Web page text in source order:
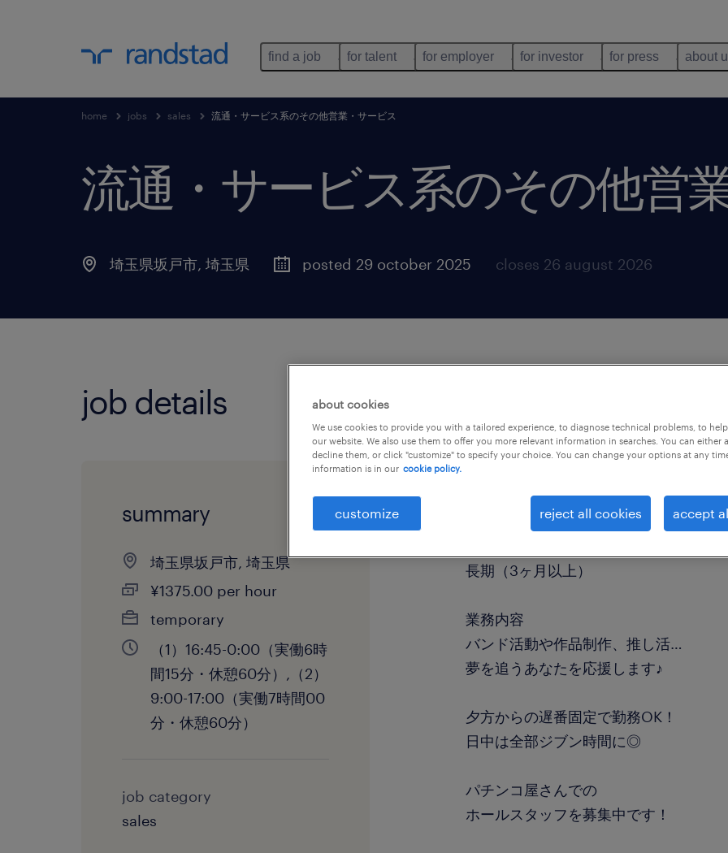
find a job for talent for employer for investor for press about
home jobs sales 流通・サービス系のその他営業・サービス
流通・サービス系のその他営
埼玉県坂戸市, 埼玉県 posted 29 october 2025 closes 26 august 2026
job details
summary
埼玉県坂戸市, 埼玉県
¥1375.00 per hour
temporary
（1）16:45-0:00（実働6時
間15分・休憩60分）,（2）
9:00-17:00（実働7時間00
分・休憩60分）
job category
sales
その他営業・サービス
長期（3ヶ月以上）
業務内容
バンド活動や作品制作、推し活…
夢を追うあなたを応援します♪
夕方からの遅番固定で勤務OK！
日中は全部ジブン時間に◎
パチンコ屋さんでの
ホールスタッフを募集中です！
about cookies
We use cookies to provide you with a tailored experience, to diagnose technical problems, to
our website. We also use them to offer you more relevant information in searches. You can either
decline them, or click "customize" to specify your choice. You can change your options at any
information is in our cookie policy.
customize reject all cookies accept